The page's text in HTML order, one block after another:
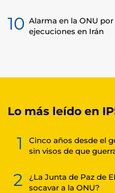
10 Alarma en la ONU
ejecuciones en Irán
Lo más leído en
1
Cinco años desde el
sin visos de que
2
¿La Junta de Paz de
socavar a la ONU?